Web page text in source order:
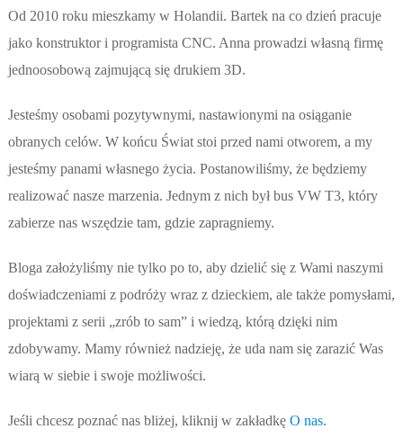
Od 2010 roku mieszkamy w Holandii. Bartek na co dzień pracuje
jako konstruktor i programista CNC. Anna prowadzi własną firmę
jednoosobową zajmującą się drukiem 3D.
Jesteśmy osobami pozytywnymi, nastawionymi na osiąganie
obranych celów. W końcu Świat stoi przed nami otworem, a my
jesteśmy panami własnego życia. Postanowiliśmy, że będziemy
realizować nasze marzenia. Jednym z nich był bus VW T3, który
zabierze nas wszędzie tam, gdzie zapragniemy.
Bloga założyliśmy nie tylko po to, aby dzielić się z Wami naszymi
doświadczeniami z podróży wraz z dzieckiem, ale także pomysłami,
projektami z serii „zrób to sam” i wiedzą, którą dzięki nim
zdobywamy. Mamy również nadzieję, że uda nam się zarazić Was
wiarą w siebie i swoje możliwości.
Jeśli chcesz poznać nas bliżej, kliknij w zakładkę O nas.